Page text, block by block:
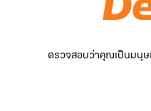
ตรวจสอบว่าคุณเป็นมนุษ